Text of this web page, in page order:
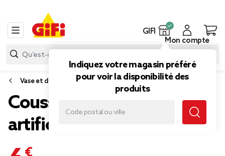
GIFI
Indiquez votre magasin préféré
pour voir la disponibilité des
produits
Mon compte
Vase et déco florale
Coussin chrysanthème
artificiel 15 têtes jaune
6,90 €